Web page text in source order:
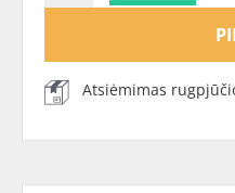
Atsiėmimas